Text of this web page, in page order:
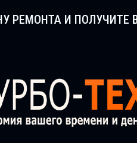
РЕМОНТА И ПОЛУЧИТЕ